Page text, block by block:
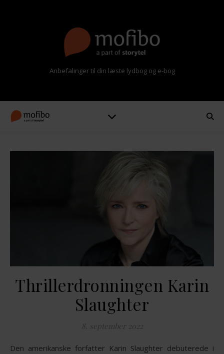
Anbefalinger til din læste lydbog og e-bog
Thrillerdronningen Karin
Slaughter
8. september 2022
Den amerikanske forfatter Karin Slaughter debuterede i